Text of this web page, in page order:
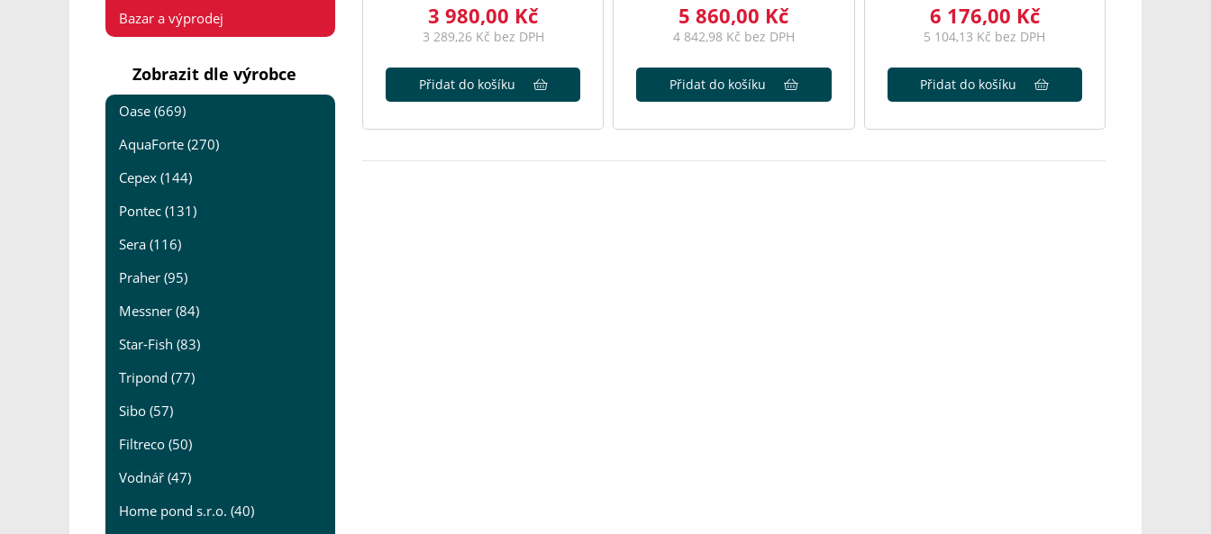
Bazar a výprodej
Zobrazit dle výrobce
Oase (669)
AquaForte (270)
Cepex (144)
Pontec (131)
Sera (116)
Praher (95)
Messner (84)
Star-Fish (83)
Tripond (77)
Sibo (57)
Filtreco (50)
Vodnář (47)
Home pond s.r.o. (40)
3 980,00 Kč
3 289,26 Kč bez DPH
Přidat do košíku
5 860,00 Kč
4 842,98 Kč bez DPH
Přidat do košíku
6 176,00 Kč
5 104,13 Kč bez DPH
Přidat do košíku